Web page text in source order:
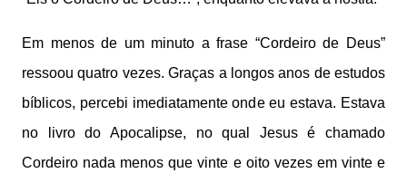
Em menos de um minuto a frase “Cordeiro de Deus”
ressoou quatro vezes. Graças a longos anos de estudos
bíblicos, percebi imediatamente onde eu estava. Estava
no livro do Apocalipse, no qual Jesus é chamado
Cordeiro nada menos que vinte e oito vezes em vinte e